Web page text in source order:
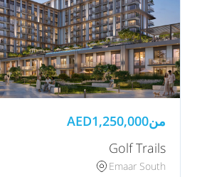
من AED1,250,000
Golf Trails
Emaar South